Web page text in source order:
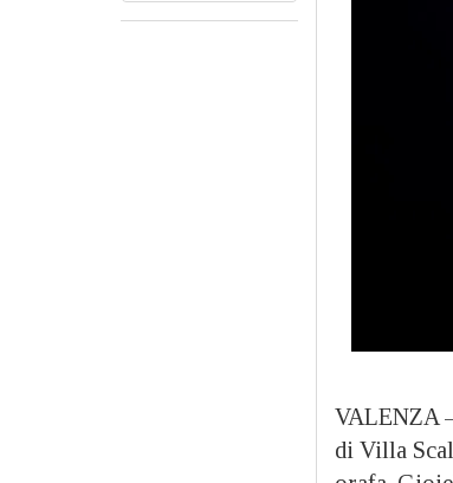
VALENZA
di Villa